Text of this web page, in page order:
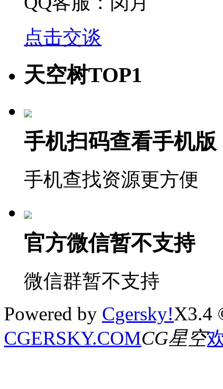
点击交谈
天空树TOP1
手机扫码查看手机版
手机查找资源更方便
官方微信暂不支持
微信群暂不支持
Powered by Cgersky!X3.4
CGERSKY.COMCG星空